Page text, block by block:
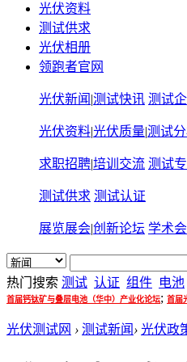
光伏资料
测试供求
光伏相册
领跑者官网
光伏新闻 |测试快讯 测试
光伏资料|光伏质量|测试
求职招聘|培训交流 测试
测试供求 测试认证
展览展会|创新论坛 学术
热门搜索 测试 认证 组件 电池
首届钙钛矿与叠层电池（华中）产业化论坛; 首届
光伏测试网 › 测试新闻 › 光伏政